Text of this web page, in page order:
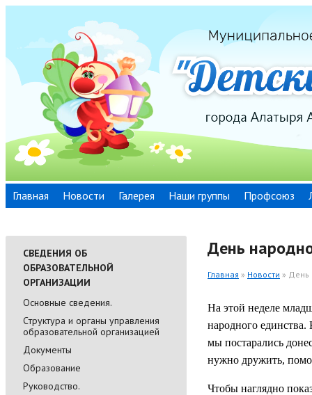
Главная Новости Галерея Наши группы Профсоюз
СВЕДЕНИЯ ОБ
ОБРАЗОВАТЕЛЬНОЙ
ОРГАНИЗАЦИИ
Основные сведения.
Cтруктура и органы управления
образовательной организацией
Документы
Образование
Руководство.
День
Главная » Новости » День
На этой неделе
народного
мы постарались
нужно дружить,
Чтобы наглядно